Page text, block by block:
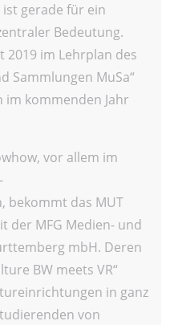
gerade für ein
Bedeutung.
2019 im Lehrplan des
Sammlungen MuSa“
kommenden Jahr
vor allem im
bekommt das MUT
der MFG Medien- und
mbH. Deren
BW meets VR“
in ganz
von